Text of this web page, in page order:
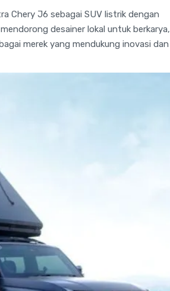
Chery J6 sebagai SUV listrik dengan
desainer lokal untuk berkarya,
merek yang mendukung inovasi dan